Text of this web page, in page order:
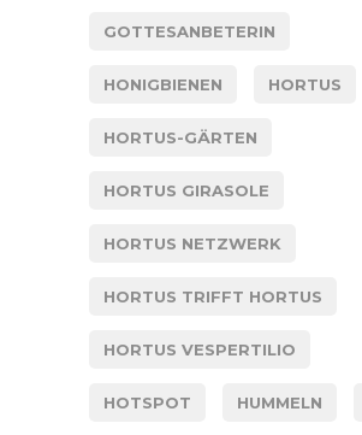
GOTTESANBETERIN
HONIGBIENEN HORTUS
HORTUS-GÄRTEN
HORTUS GIRASOLE
HORTUS NETZWERK
HORTUS TRIFFT HORTUS
HORTUS VESPERTILIO
HOTSPOT HUMMELN